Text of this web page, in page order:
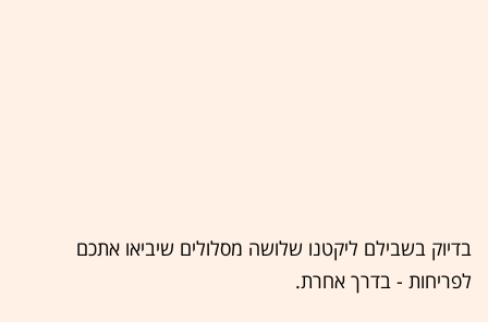
בדיוק בשבילם ליקטנו שלושה מסלולים שיביאו אתכם
לפריחות - בדרך אחרת.